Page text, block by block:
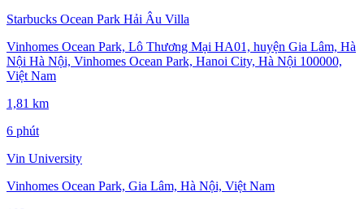
Starbucks Ocean Park Hải Âu Villa
Vinhomes Ocean Park, Lô Thương Mại HA01, huyện Gia Lâm, Hà
Nội Hà Nội, Vinhomes Ocean Park, Hanoi City, Hà Nội 100000,
Việt Nam
1,81 km
6 phút
Vin University
Vinhomes Ocean Park, Gia Lâm, Hà Nội, Việt Nam